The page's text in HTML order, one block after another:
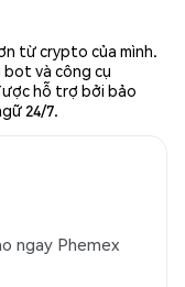
từ crypto của mình.
và công cụ
hỗ trợ bởi bảo
24/7.
ngay Phemex